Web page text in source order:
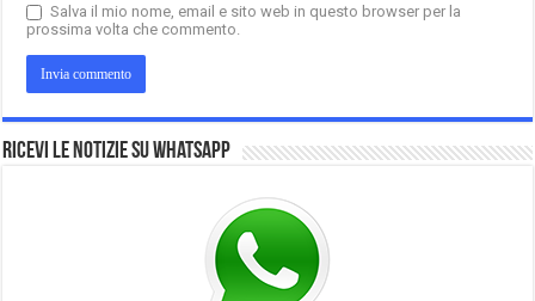
Salva il mio nome, email e sito web in questo browser per la
prossima volta che commento.
Ricevi le notizie su Whatsapp